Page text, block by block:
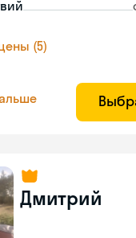
(5)
Дмитрий